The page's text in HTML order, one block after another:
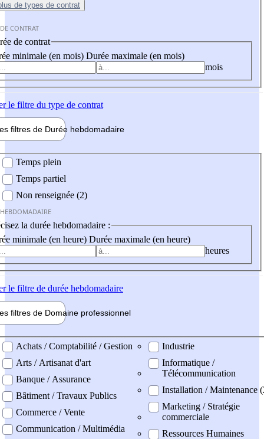
de types de contrat
CONTRAT
de contrat
minimale (en mois) Durée maximale (en mois)
mois
le filtre du type de contrat
filtres de Durée hebdomadaire
Temps plein
Temps partiel
Non renseignée (2)
la durée hebdomadaire :
minimale (en heure) Durée maximale (en heure)
heures
le filtre de durée hebdomadaire
filtres de Domaine professionnel
professionel
Achats / Comptabilité / Gestion
Arts / Artisanat d'art
Banque / Assurance
Bâtiment / Travaux Publics
Commerce / Vente
Communication / Multimédia
Industrie
Informatique /
Télécommunication
Installation / Maintenance
Marketing / Stratégie
commerciale
Ressources Humaines